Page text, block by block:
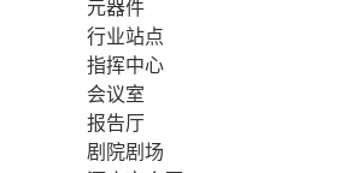
元器件
行业站点
指挥中心
会议室
报告厅
剧院剧场